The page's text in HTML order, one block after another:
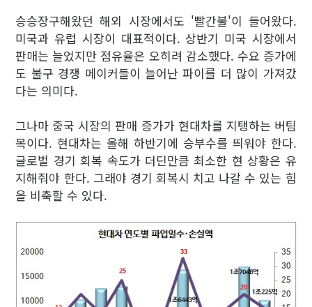
승승장구해왔던 해외 시장에서도 '빨간불'이 들어왔다.
미국과 유럽 시장이 대표적이다. 상반기 미국 시장에서
판매는 늘었지만 점유율은 오히려 감소했다. 수요 증가에
도 불구 경쟁 메이커들이 늘어난 파이를 더 많이 가져갔
다는 의미다.
그나마 중국 시장의 판매 증가가 현대차를 지탱하는 버팀
목이다. 현대차는 올해 하반기에 승부수를 띄워야 한다.
글로벌 경기 회복 속도가 더딘만큼 최소한 현 상황은 유
지해줘야 한다. 그래야 경기 회복시 치고 나갈 수 있는 힘
을 비축할 수 있다.